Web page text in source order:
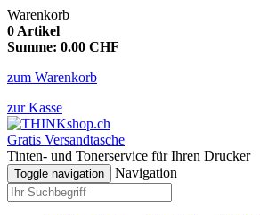
Warenkorb
0 Artikel
Summe: 0.00 CHF
zum Warenkorb
zur Kasse
Gratis Versandtasche
Tinten- und Tonerservice für Ihren Drucker
Toggle navigation Navigation